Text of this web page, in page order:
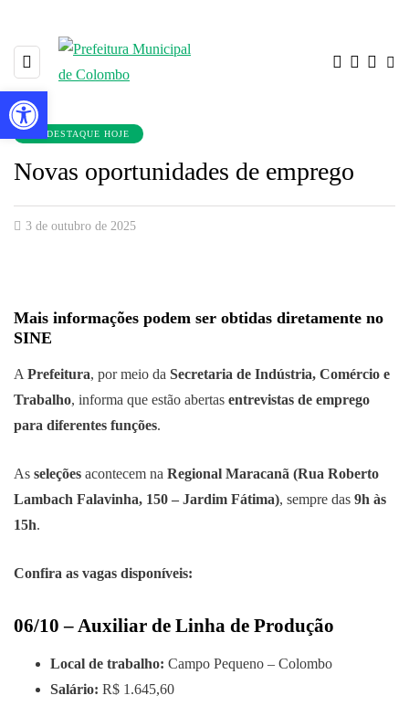
EM DESTAQUE HOJE
Novas oportunidades de emprego
3 de outubro de 2025
Mais informações podem ser obtidas diretamente no
SINE
A Prefeitura, por meio da Secretaria de Indústria, Comércio e
Trabalho, informa que estão abertas entrevistas de emprego
para diferentes funções.
As seleções acontecem na Regional Maracanã (Rua Roberto
Lambach Falavinha, 150 – Jardim Fátima), sempre das 9h às
15h.
Confira as vagas disponíveis:
06/10 – Auxiliar de Linha de Produção
Local de trabalho: Campo Pequeno – Colombo
Salário: R$ 1.645,60
Barra de Ferramentas Aberta